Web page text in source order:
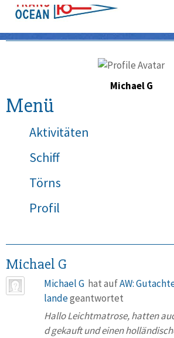
Michael G
Menü
Aktivitäten
Schiff
Törns
Profil
Michael G
Michael G hat aufAW:
landegeantwortet
Hallo Leichtmatrose, hatten
d gekauft und einen